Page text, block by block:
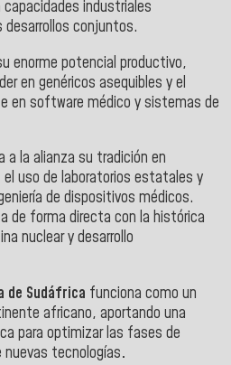
industriales
conjuntos.
enorme potencial productivo,
en genéricos asequibles y el
en software médico y sistemas de
a la alianza su tradición en
uso de laboratorios estatales y
de dispositivos médicos.
de forma directa con la histórica
nuclear y desarrollo
de Sudáfrica funciona como un
africano, aportando una
para optimizar las fases de
tecnologías.